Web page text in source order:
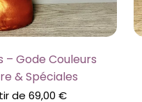
– Gode Couleurs
& Spéciales
de 69,00 €